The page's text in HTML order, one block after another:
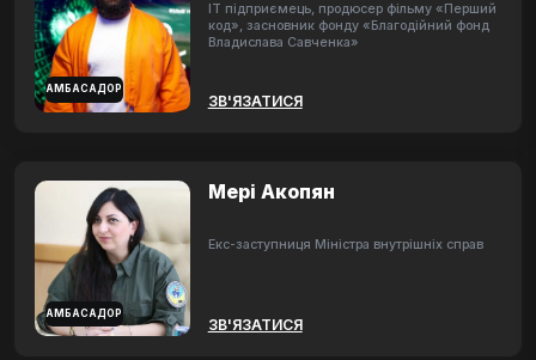
АМБАСАДОР
ІТ підприємець, продюсер фільму «Перший
код», засновник фонду «Благодійний фонд
Владислава Савченка»
ЗВ'ЯЗАТИСЯ
АМБАСАДОР
Мері Акопян
Екс-заступниця Міністра внутрішніх справ
ЗВ'ЯЗАТИСЯ